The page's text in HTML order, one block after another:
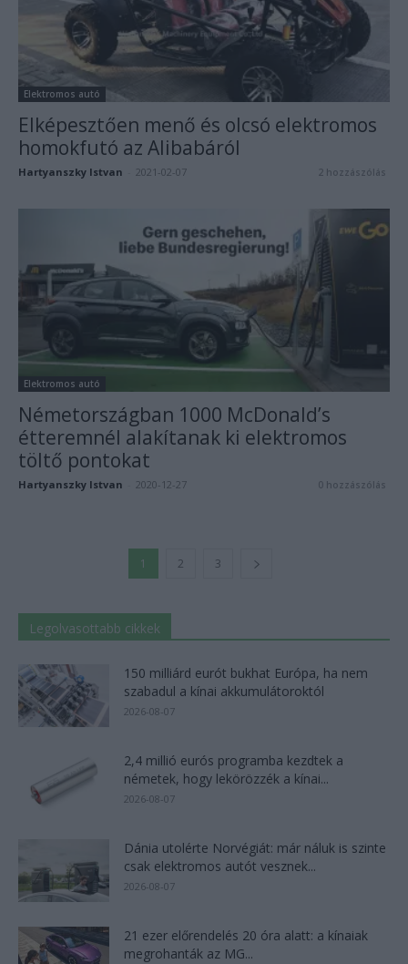
Elektromos autó
Elképesztően menő és olcsó elektromos
homokfutó az Alibabáról
Hartyanszky Istvan 2021-02-07 2 hozzászólás
Elektromos autó
Németországban 1000 McDonald’s
étteremnél alakítanak ki elektromos
töltő pontokat
Hartyanszky Istvan 2020-12-27 0 hozzászólás
1 2 3
Legolvasottabb cikkek
150 milliárd eurót bukhat Európa, ha nem
szabadul a kínai akkumulátoroktól
2026-08-07
2,4 millió eurós programba kezdtek a
németek, hogy lekörözzék a kínai...
2026-08-07
Dánia utolérte Norvégiát: már náluk is szinte
csak elektromos autót vesznek...
2026-08-07
21 ezer előrendelés 20 óra alatt: a kínaiak
megrohanták az MG...